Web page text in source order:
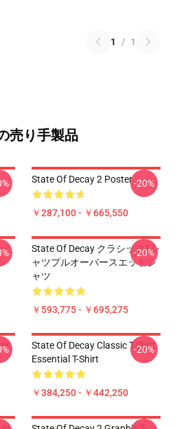
1 / 1
売り手製品
State Of Decay 2 Poster
￥287,100 - ￥665,550
-20%
State Of Decay クラシックTシ
ャツプルオーバースエットシ
ャツ
￥593,775 - ￥695,275
-20%
State Of Decay Classic T-Shirt
Essential T-Shirt
￥384,250 - ￥442,250
-20%